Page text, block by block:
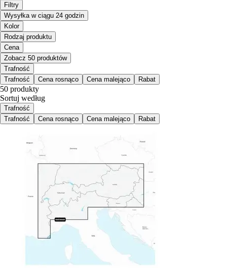
Filtry
Wysyłka w ciągu 24 godzin
Kolor
Rodzaj produktu
Cena
Zobacz 50 produktów
Trafność
Trafność
Cena rosnąco Cena malejąco Rabat
50 produkty
Sortuj według
Trafność
Trafność
Cena rosnąco Cena malejąco Rabat